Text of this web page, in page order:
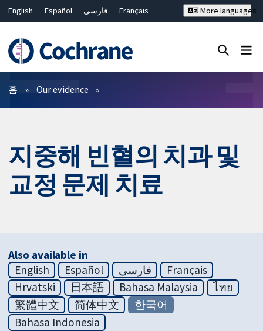
English Español فارسی
Français
Bahasa Malaysia
ไทย
繁體中文
简体中文
More languages
필터
홈 Our evidence
지중해 빈혈의 치과 및
교정 문제 치료
Also available in
English
Español فارسی
Français
Hrvatski
日本語 Bahasa Malaysia
ไทย
繁體中文
简体中文
한국어
Bahasa Indonesia